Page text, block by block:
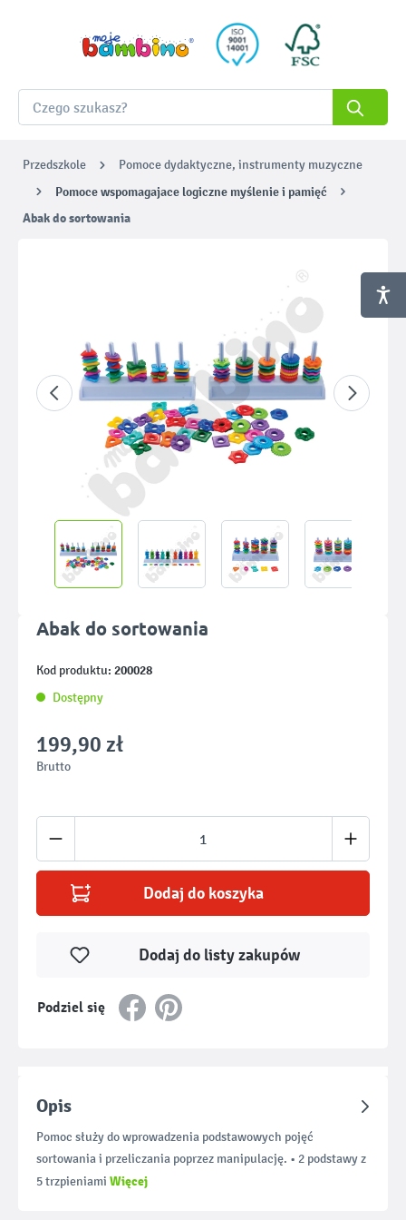
Przedszkole Pomoce dydaktyczne, instrumenty muzyczne
Pomoce wspomagajace logiczne myślenie i pamięć
Abak do sortowania
Abak do sortowania
Kod produktu: 200028
Dostępny
199,90 zł
Brutto
Ilość produktu: Wprowadź żądaną ilość
Dodaj do koszyka
Podziel się
Dodaj do listy zakupów
Opis
Pomoc służy do wprowadzenia podstawowych pojęć
sortowania i przeliczania poprzez manipulację. • 2 podstawy z
5 trzpieniami Więcej